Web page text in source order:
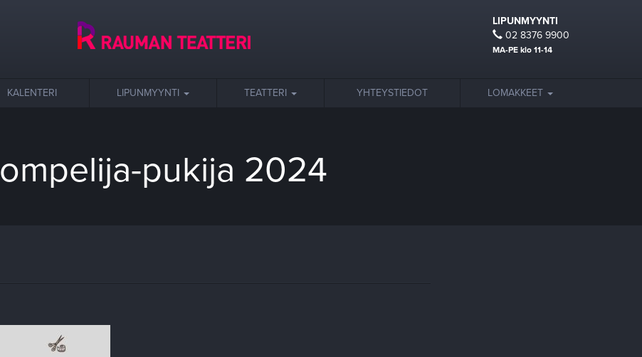
LIPUNMYYNTI
02 8376 9900
MA-PE klo 11-14
KALENTERI LIPUNMYYNTI TEATTERI YHTEYSTIEDOT LOMAKKEET
ompelija-pukija 2024